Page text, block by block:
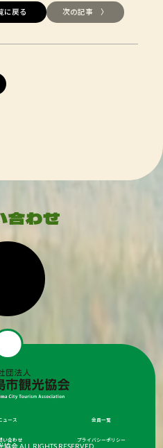
に戻る 次の記事 〉
ュース 会員一覧
い合わせ プライバシーポリシー
会 ALL RIGHTS RESERVED.